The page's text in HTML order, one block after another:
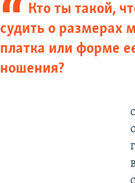
Кто ты такой,
судить о размерах
платка или форме
ношения?